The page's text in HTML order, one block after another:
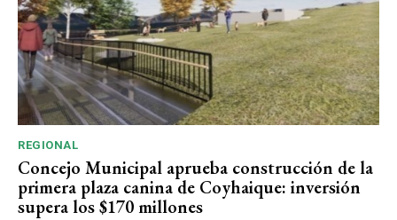
REGIONAL
Concejo Municipal aprueba construcción de la
primera plaza canina de Coyhaique: inversión
supera los $170 millones